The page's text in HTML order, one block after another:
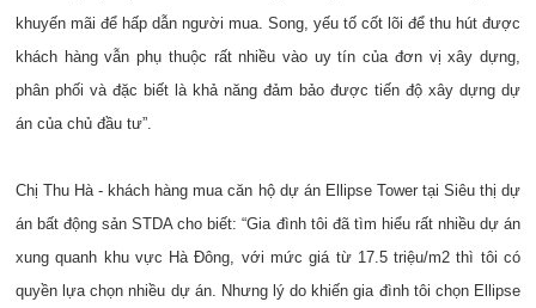
khuyến mãi để hấp dẫn người mua. Song, yếu tố cốt lõi để thu hút được
khách hàng vẫn phụ thuộc rất nhiều vào uy tín của đơn vị xây dựng,
phân phối và đặc biết là khả năng đảm bảo được tiến độ xây dựng dự
án của chủ đầu tư”.
Chị Thu Hà - khách hàng mua căn hộ dự án Ellipse Tower tại Siêu thị dự
án bất động sản STDA cho biết: “Gia đình tôi đã tìm hiểu rất nhiều dự án
xung quanh khu vực Hà Đông, với mức giá từ 17.5 triệu/m2 thì tôi có
quyền lựa chọn nhiều dự án. Nhưng lý do khiến gia đình tôi chọn Ellipse